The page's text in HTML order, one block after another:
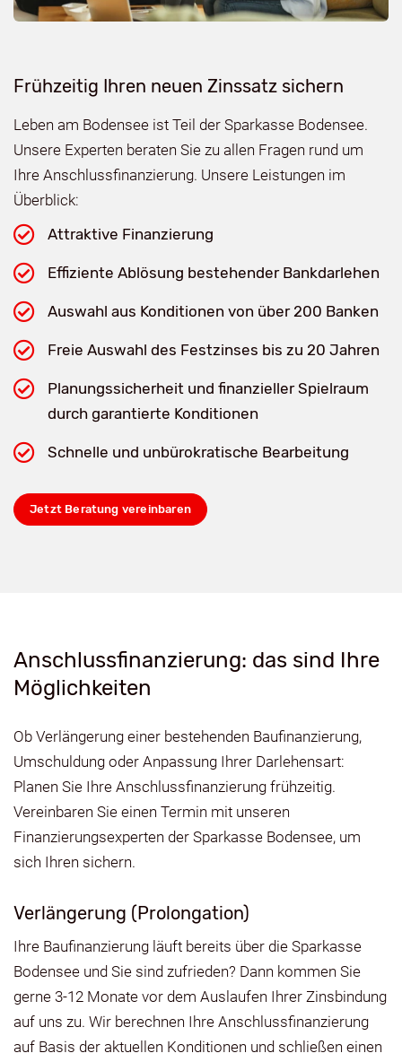
Frühzeitig Ihren neuen Zinssatz sichern
Leben am Bodensee ist Teil der Sparkasse Bodensee.
Unsere Experten beraten Sie zu allen Fragen rund um
Ihre Anschlussfinanzierung. Unsere Leistungen im
Überblick:
Attraktive Finanzierung
Effiziente Ablösung bestehender Bankdarlehen
Auswahl aus Konditionen von über 200 Banken
Freie Auswahl des Festzinses bis zu 20 Jahren
Planungssicherheit und finanzieller Spielraum
durch garantierte Konditionen
Schnelle und unbürokratische Bearbeitung
Jetzt Beratung vereinbaren
Anschlussfinanzierung: das sind Ihre
Möglichkeiten
Ob Verlängerung einer bestehenden Baufinanzierung,
Umschuldung oder Anpassung Ihrer Darlehensart:
Planen Sie Ihre Anschlussfinanzierung frühzeitig.
Vereinbaren Sie einen Termin mit unseren
Finanzierungsexperten der Sparkasse Bodensee, um
sich Ihren sichern.
Verlängerung (Prolongation)
Ihre Baufinanzierung läuft bereits über die Sparkasse
Bodensee und Sie sind zufrieden? Dann kommen Sie
gerne 3-12 Monate vor dem Auslaufen Ihrer Zinsbindung
auf uns zu. Wir berechnen Ihre Anschlussfinanzierung
auf Basis der aktuellen Konditionen und schließen einen